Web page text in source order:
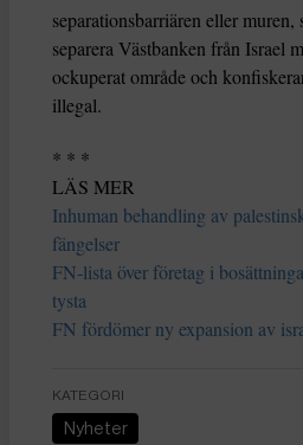
separationsbarriären eller
separera Västbanken från Israel
ockuperat område och
illegal.
* * *
LÄS MER
Inhuman behandling av
fängelser
FN-lista över företag i
tysta
FN fördömer ny expansion av
KATEGORI
Nyheter